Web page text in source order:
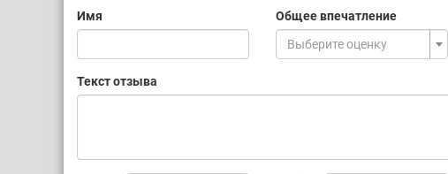
Имя
Общее впечатление
Выберите оценку
Текст отзыва